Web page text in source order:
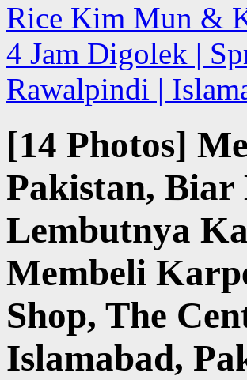
Rice Kim Mun &
4 Jam Digolek |
Rawalpindi |
[14 Photos]
Pakistan, Biar
Lembutnya
Membeli
Shop, The
Islamabad,